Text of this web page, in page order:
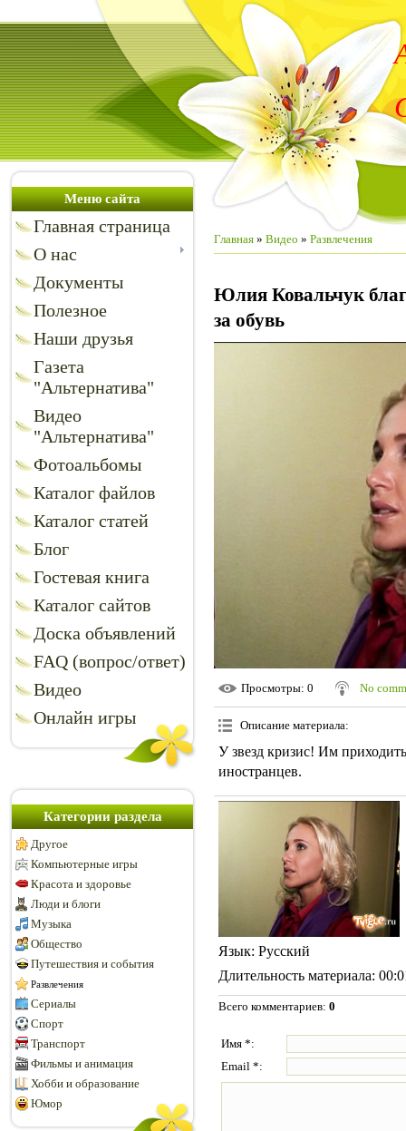
Меню сайта
Главная страница
О нас
Документы
Полезное
Наши друзья
Газета
"Альтернатива"
Видео
"Альтернатива"
Фотоальбомы
Каталог файлов
Каталог статей
Блог
Гостевая книга
Каталог сайтов
Доска объявлений
FAQ (вопрос/ответ)
Видео
Онлайн игры
Категории раздела
Другое
Компьютерные игры
Красота и здоровье
Люди и блоги
Музыка
Общество
Путешествия и события
Развлечения
Сериалы
Спорт
Транспорт
Фильмы и анимация
Хобби и образование
Юмор
Главная » Видео » Развлечения
Юлия Ковальчук
за обувь
Просмотры: 0 No
Описание материала:
У звезд кризис! Им
иностранцев.
Язык: Русский
Длительность материала:
Всего комментариев: 0
Имя *:
Email *: